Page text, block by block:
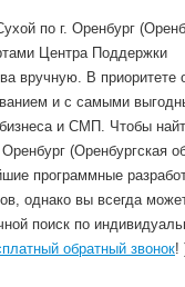
по г. Оренбург
Центра Поддержки
вручную. В приоритете
и с самыми
и СМП. Чтобы
(Оренбургская
программные
однако вы всегда
поиск по
обратный звонок!